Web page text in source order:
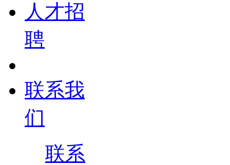
人才招
聘
联系我
们
联系